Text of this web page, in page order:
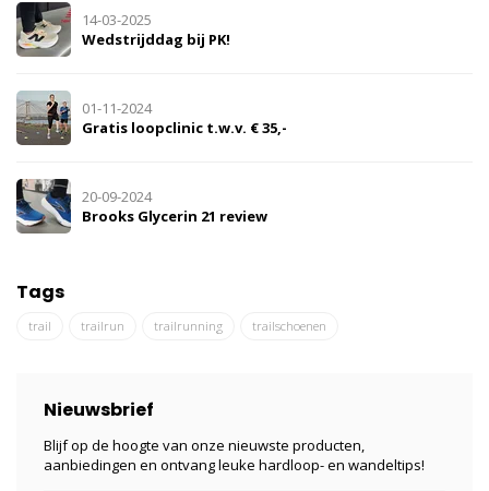
14-03-2025
Wedstrijddag bij PK!
01-11-2024
Gratis loopclinic t.w.v. € 35,-
20-09-2024
Brooks Glycerin 21 review
Tags
trail trailrun trailrunning trailschoenen
Nieuwsbrief
Blijf op de hoogte van onze nieuwste producten,
aanbiedingen en ontvang leuke hardloop- en wandeltips!